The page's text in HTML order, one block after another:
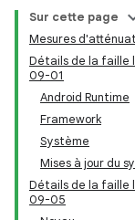
Sur cette page
Mesures
Détails de la faille
09-01
Android Runtime
Framework
Système
Mises à jour du
Détails de la faille
09-05